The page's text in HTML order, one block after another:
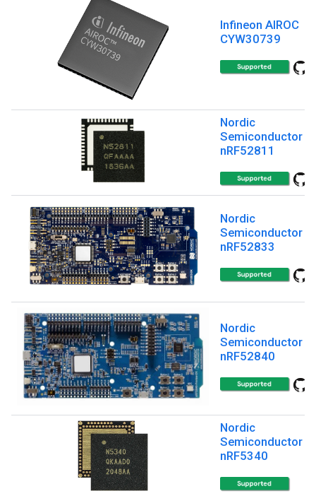
Infineon AIROC
CYW30739
Nordic
Semiconductor
nRF52811
Nordic
Semiconductor
nRF52833
Nordic
Semiconductor
nRF52840
Nordic
Semiconductor
nRF5340